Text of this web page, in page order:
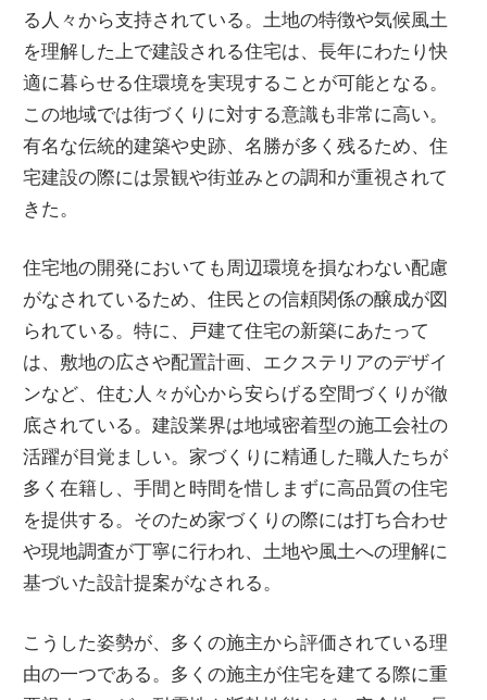
る人々から支持されている。土地の特徴や気候風土
を理解した上で建設される住宅は、長年にわたり快
適に暮らせる住環境を実現することが可能となる。
この地域では街づくりに対する意識も非常に高い。
有名な伝統的建築や史跡、名勝が多く残るため、住
宅建設の際には景観や街並みとの調和が重視されて
きた。
住宅地の開発においても周辺環境を損なわない配慮
がなされているため、住民との信頼関係の醸成が図
られている。特に、戸建て住宅の新築にあたって
は、敷地の広さや配置計画、エクステリアのデザイ
ンなど、住む人々が心から安らげる空間づくりが徹
底されている。建設業界は地域密着型の施工会社の
活躍が目覚ましい。家づくりに精通した職人たちが
多く在籍し、手間と時間を惜しまずに高品質の住宅
を提供する。そのため家づくりの際には打ち合わせ
や現地調査が丁寧に行われ、土地や風土への理解に
基づいた設計提案がなされる。
こうした姿勢が、多くの施主から評価されている理
由の一つである。多くの施主が住宅を建てる際に重